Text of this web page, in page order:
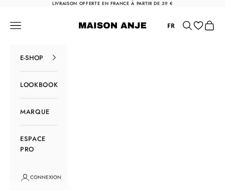
Passer au contenuLIVRAISON OFFERTE EN FRANCE À PARTIR DE 39 €
Maison Anje
Menu FR Rechercher
Panier
E-SHOP
LOOKBOOK
MARQUE
ESPACE
PRO
CONNEXION